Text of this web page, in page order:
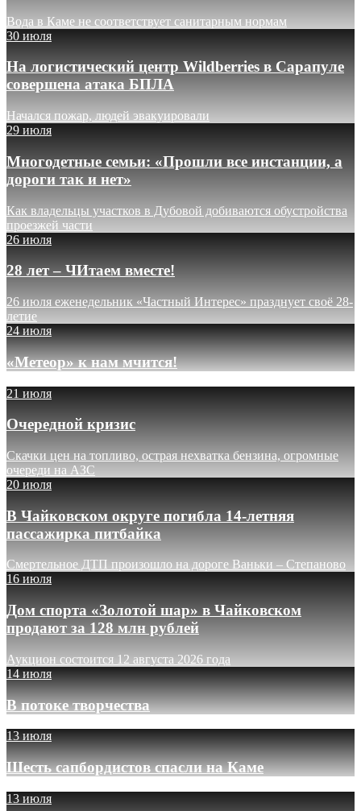
Вода в Каме не соответствует санитарным нормам
30 июля
На логистический центр Wildberries в Сарапуле
совершена атака БПЛА
Начался пожар, людей эвакуировали
29 июля
Многодетные семьи: «Прошли все инстанции, а
дороги так и нет»
Как владельцы участков в Дубовой добиваются обустройства
проезжей части
26 июля
28 лет – ЧИтаем вместе!
26 июля еженедельник «Частный Интерес» празднует своё 28-
летие
24 июля
«Метеор» к нам мчится!
21 июля
Очередной кризис
Скачки цен на топливо, острая нехватка бензина, огромные
очереди на АЗС
20 июля
В Чайковском округе погибла 14-летняя
пассажирка питбайка
Смертельное ДТП произошло на дороге Ваньки – Степаново
16 июля
Дом спорта «Золотой шар» в Чайковском
продают за 128 млн рублей
Аукцион состоится 12 августа 2026 года
14 июля
В потоке творчества
13 июля
Шесть сапбордистов спасли на Каме
13 июля